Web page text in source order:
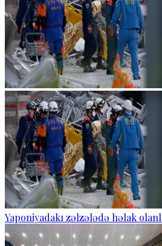
Yaponiyadakı zəlzələdə həlak